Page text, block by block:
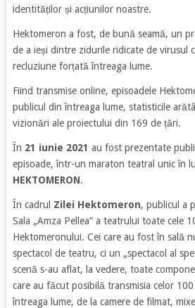
identităților și acțiunilor noastre.
Hektomeron a fost, de bună seamă, un
de a ieși dintre zidurile ridicate de virusul
recluziune forțată întreaga lume.
Fiind transmise online, episoadele
publicul din întreaga lume, statisticile
vizionări ale proiectului din 169 de țări.
În 21 iunie 2021 au fost prezentate
episoade, într-un maraton teatral unic în
HEKTOMERON.
În cadrul Zilei Hektomeron, publicul a
Sala „Amza Pellea” a teatrului toate cele
Hektomeronului. Cei care au fost în sală
spectacol de teatru, ci un „spectacol al
scenă s-au aflat, la vedere, toate
care au făcut posibilă transmisia celor
întreaga lume, de la camere de filmat,